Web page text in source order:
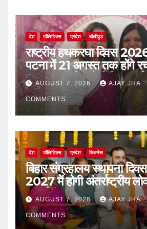
देश पॉलिटिक्स प्रदेश बॉलीवुड
राष्ट्रीय हथकरघा दिवस
पटना में 21 अगस्त तक होंगे
जागरूकता से जुड़े विविध
AUGUST 7, 2026 AJAY JHA
COMMENTS
देश पॉलिटिक्स प्रदेश बिजनेस
बिहार संग्रहालय स्थापना
2027 में होगी अंतर्राष्ट्रीय
प्रदर्शनी, मुख्यमंत्री सम्राट
ऐलान
AUGUST 7, 2026 AJAY JHA
COMMENTS